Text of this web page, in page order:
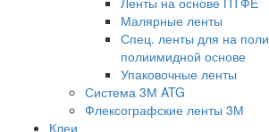
Малярные ленты
Спец. ленты для на
полиимидной основе
Упаковочные ленты
Система 3М ATG
Флексографские ленты 3М
Клеи